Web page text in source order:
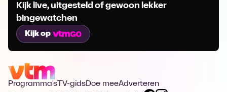
Kijk live, uitgesteld of gewoon lekker
bingewatchen
Kijk op
Programma's TV-gidsDoe meeAdverteren